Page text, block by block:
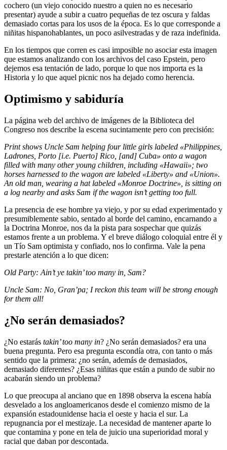
cochero (un viejo conocido nuestro a quien no es necesario
presentar) ayude a subir a cuatro pequeñas de tez oscura y faldas
demasiado cortas para los usos de la época. Es lo que corresponde a
niñitas hispanohablantes, un poco asilvestradas y de raza indefinida.
En los tiempos que corren es casi imposible no asociar esta imagen
que estamos analizando con los archivos del caso Epstein, pero
dejemos esa tentación de lado, porque lo que nos importa es la
Historia y lo que aquel picnic nos ha dejado como herencia.
Optimismo y sabiduría
La página web del archivo de imágenes de la Biblioteca del
Congreso nos describe la escena sucintamente pero con precisión:
Print shows Uncle Sam helping four little girls labeled «Philippines,
Ladrones, Porto [i.e. Puerto] Rico, [and] Cuba» onto a wagon
filled with many other young children, including «Hawaii»; two
horses harnessed to the wagon are labeled «Liberty» and «Union».
An old man, wearing a hat labeled «Monroe Doctrine», is sitting on
a log nearby and asks Sam if the wagon isn’t getting too full.
La presencia de ese hombre ya viejo, y por su edad experimentado y
presumiblemente sabio, sentado al borde del camino, encarnando a
la Doctrina Monroe, nos da la pista para sospechar que quizás
estamos frente a un problema. Y el breve diálogo coloquial entre él y
un Tío Sam optimista y confiado, nos lo confirma. Vale la pena
prestarle atención a lo que dicen:
Old Party: Ain’t ye takin’ too many in, Sam?
Uncle Sam: No, Gran’pa; I reckon this team will be strong enough
for them all!
¿No serán demasiados?
¿No estarás takin’ too many in? ¿No serán demasiados? era una
buena pregunta. Pero esa pregunta escondía otra, con tanto o más
sentido que la primera: ¿no serán, además de demasiados,
demasiado diferentes? ¿Esas niñitas que están a pundo de subir no
acabarán siendo un problema?
Lo que preocupa al anciano que en 1898 observa la escena había
desvelado a los angloamericanos desde el comienzo mismo de la
expansión estadounidense hacia el oeste y hacia el sur. La
repugnancia por el mestizaje. La necesidad de mantener aparte lo
que contamina y pone en tela de juicio una superioridad moral y
racial que daban por descontada.